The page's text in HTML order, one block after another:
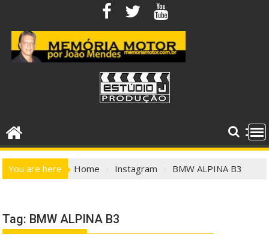
content
You are here Home Instagram BMW ALPINA B3
Tag: BMW ALPINA B3